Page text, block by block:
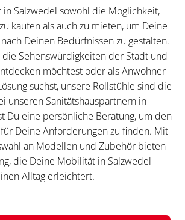
Salzwedel sowohl die Möglichkeit,
kaufen als auch zu mieten, um Deine
Deinen Bedürfnissen zu gestalten.
die Sehenswürdigkeiten der Stadt und
möchtest oder als Anwohner
suchst, unsere Rollstühle sind die
unseren Sanitätshauspartnern in
Du eine persönliche Beratung, um den
Deine Anforderungen zu finden. Mit
an Modellen und Zubehör bieten
die Deine Mobilität in Salzwedel
Alltag erleichtert.